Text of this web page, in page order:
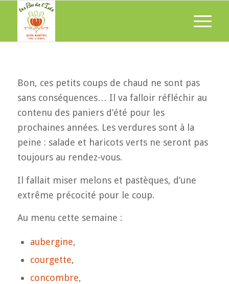
Bon, ces petits coups de chaud ne sont pas
sans conséquences… Il va falloir réfléchir au
contenu des paniers d’été pour les
prochaines années. Les verdures sont à la
peine : salade et haricots verts ne seront pas
toujours au rendez-vous.
Il fallait miser melons et pastèques, d’une
extrême précocité pour le coup.
Au menu cette semaine :
aubergine,
courgette,
concombre,